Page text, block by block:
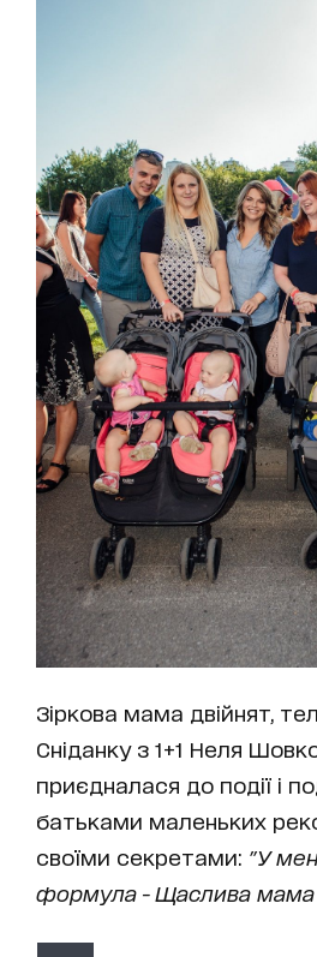
Зіркова мама двійнят,
Сніданку з 1+1 Неля
приєдналася до події і
батьками маленьких
своїми секретами: "У
формула - Щаслива мама